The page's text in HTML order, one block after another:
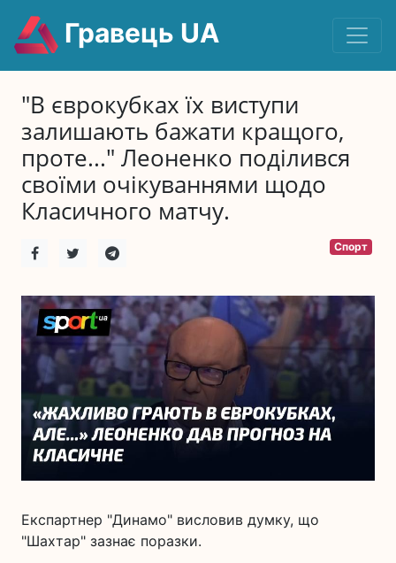
Гравець UA
"В єврокубках їх виступи
залишають бажати кращого,
проте..." Леоненко поділився
своїми очікуваннями щодо
Класичного матчу.
Спорт
Експартнер "Динамо" висловив думку, що
"Шахтар" зазнає поразки.